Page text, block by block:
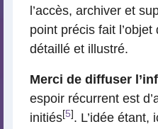
l’accès, archiver et
point précis fait l’objet
détaillé et illustré.
Merci de diffuser
espoir récurrent est
initiés[5] . L’idée étant,